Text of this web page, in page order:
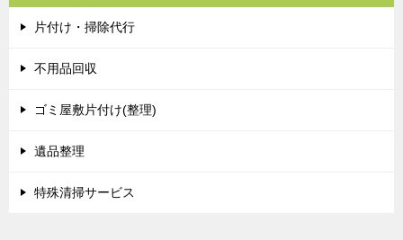
片付け・掃除代行
不用品回収
ゴミ屋敷片付け(整理)
遺品整理
特殊清掃サービス